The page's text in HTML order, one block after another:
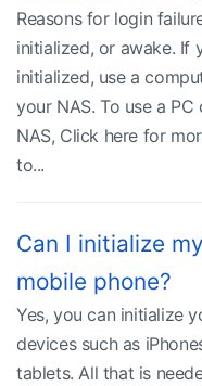
Reasons for login
initialized, or awake. If
initialized, use a
your NAS. To use a
NAS, Click here for
to...
Can I initialize
mobile phone?
Yes, you can initialize
devices such as
tablets. All that is